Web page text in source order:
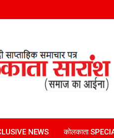
News
NEWS कोलकाता